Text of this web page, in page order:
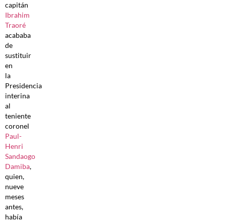
capitán
Ibrahim
Traoré
acababa
de
sustituir
en
la
Presidencia
interina
al
teniente
coronel
Paul-
Henri
Sandaogo
Damiba,
quien,
nueve
meses
antes,
había